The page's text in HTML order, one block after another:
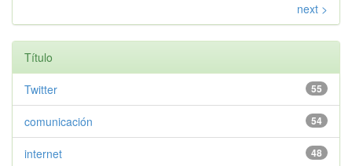
next >
Título
55
Twitter
54
comunicación
48
internet